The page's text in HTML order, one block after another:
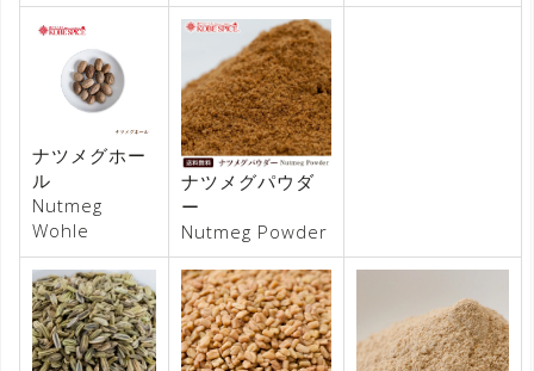
ナツメグホー
ル
Nutmeg
Wohle
ナツメグパウダ
ー
Nutmeg Powder